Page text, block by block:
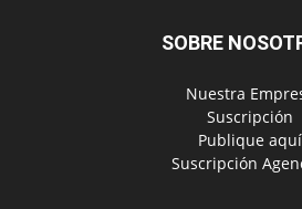
SOBRE
Nuestra
‎ Suscripción
‎ Publique aquí
Suscripción